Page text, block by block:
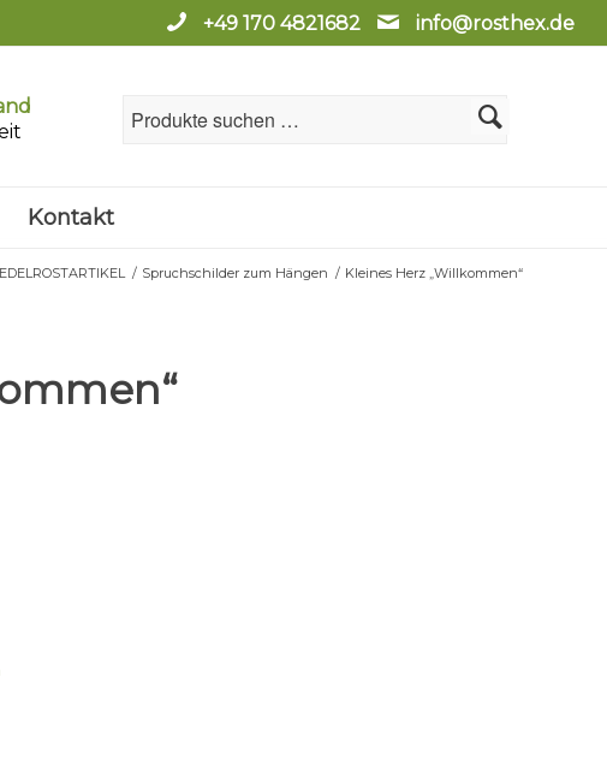
+49 170 4821682 info@rosthex.de
Kontakt
EDELROSTARTIKEL / Spruchschilder zum Hängen / Kleines Herz „Willkommen“